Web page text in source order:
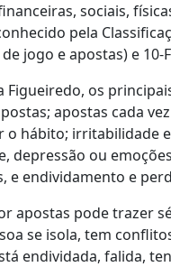
sociais,
pela
de jogo e apostas) e
Figueiredo, os
apostas cada
o hábito; irritabilidade
depressão ou
e endividamento e
apostas pode trazer
se isola, tem
endividada, falida,